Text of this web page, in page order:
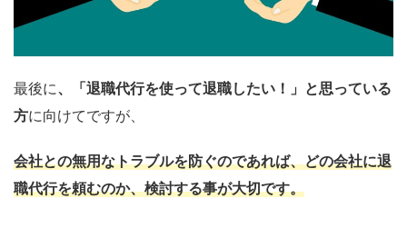
最後に、「退職代行を使って退職したい！」と思っている
方に向けてですが、
会社との無用なトラブルを防ぐのであれば、どの会社に退
職代行を頼むのか、検討する事が大切です。